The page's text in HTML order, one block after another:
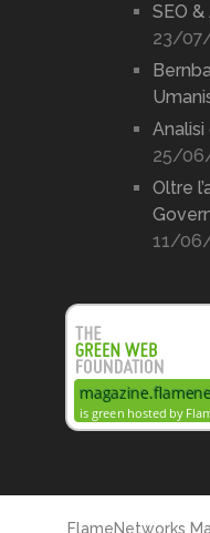
SEO &
23/
25/
Oltre
11/
FlameNetworks